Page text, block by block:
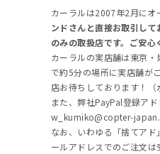
カーラルは2007年2月にオ
ンドさんと直接お取引して
のみの取扱店です。ご安心
カーラルの実店舗は東京・
で約5分の場所に実店舗が
店お待ちしております！（
また、弊社PayPal登録アド
w_kumiko@copter-
なお、いわゆる「捨てアド
ールアドレスでのご注文は